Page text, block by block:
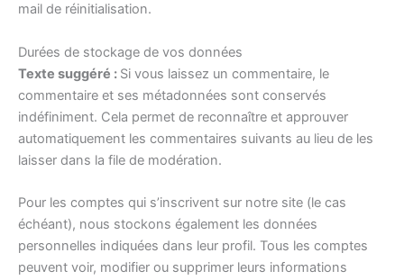
mail de réinitialisation.
Durées de stockage de vos données
Texte suggéré : Si vous laissez un commentaire, le
commentaire et ses métadonnées sont conservés
indéfiniment. Cela permet de reconnaître et approuver
automatiquement les commentaires suivants au lieu de les
laisser dans la file de modération.
Pour les comptes qui s’inscrivent sur notre site (le cas
échéant), nous stockons également les données
personnelles indiquées dans leur profil. Tous les comptes
peuvent voir, modifier ou supprimer leurs informations